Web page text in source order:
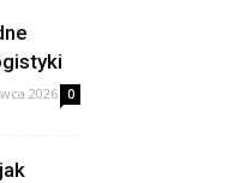
2026 0